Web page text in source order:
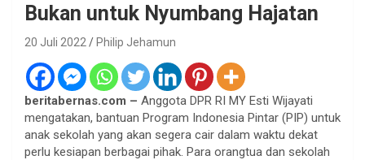
Bukan untuk Nyumbang Hajatan
20 Juli 2022 Philip Jehamun
beritabernas.com – Anggota DPR RI MY Esti Wijayati
mengatakan, bantuan Program Indonesia Pintar (PIP) untuk
anak sekolah yang akan segera cair dalam waktu dekat
perlu kesiapan berbagai pihak. Para orangtua dan sekolah